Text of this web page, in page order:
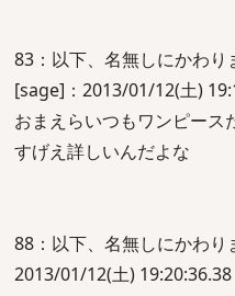
83：以下、名無しにかわ
[sage]：2013/01/12(土)
おまえらいつもワンピース
すげえ詳しいんだよな
88：以下、名無しにかわり
2013/01/12(土)